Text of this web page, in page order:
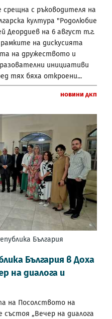
срещна с ръководителя на
култура "Родолюбие
Деордиев на 6 август т.г.
на дискусията
на дружеството и
инициативи
тях бяха откроени...
Новини ДКП
България
България в Доха
на диалога и
на Посолството на
състоя „Вечер на диалога